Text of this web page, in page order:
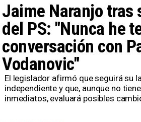
Jaime Naranjo tras
del PS: "Nunca he
conversación con
Vodanovic"
​El legislador afirmó que seguirá su
independiente y que, aunque no
inmediatos, evaluará posibles